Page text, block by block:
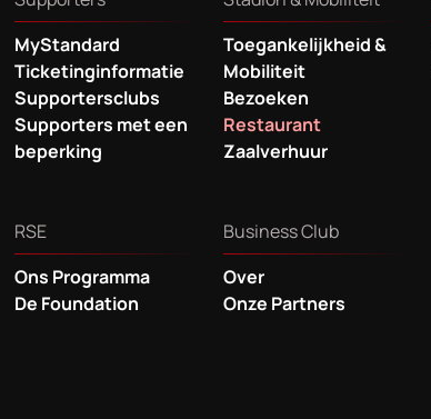
MyStandard
Ticketinginformatie
Supportersclubs
Supporters met een
beperking
Toegankelijkheid &
Mobiliteit
Bezoeken
Restaurant
Zaalverhuur
RSE
Ons Programma
De Foundation
Business Club
Over
Onze Partners